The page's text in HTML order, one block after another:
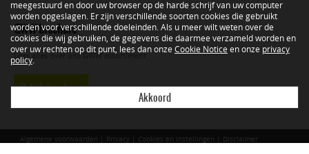
GWW brochure
Lees alles over ons GWW assortiment
Bekijk brochure
Algemene voorwaarden Privacy Cookies en instellingen Disclaimer
meegestuurd en door uw browser op de harde schrijf van uw computer
worden opgeslagen. Er zijn verschillende soorten cookies die gebruikt
worden voor verschillende doeleinden. Als u meer wilt weten over de
cookies die wij gebruiken, de gegevens die daarmee verzameld worden en
over uw rechten op dit punt, lees dan onze Cookie Notice en onze privacy
policy
Akkoord